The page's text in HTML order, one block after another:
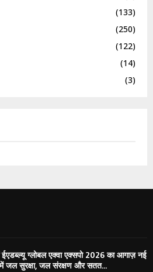
(133)
(250)
(122)
(14)
(3)
ग्लोबल एक्वा एक्सपो 2026 का आगाज़ नई
में जल सुरक्षा, जल संरक्षण और सतत...